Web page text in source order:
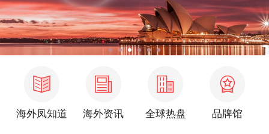
海外凤知道 海外资讯 全球热盘 品牌馆